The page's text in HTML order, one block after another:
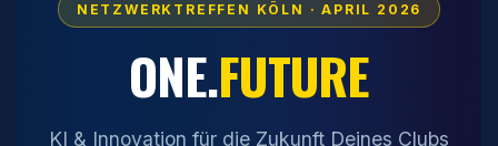
NETZWERKTREFFEN KÖLN · APRIL 2026
ONE.FUTURE
KI & Innovation für die Zukunft Deines Clubs